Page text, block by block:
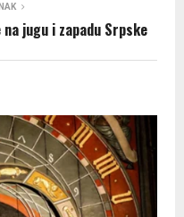
jugu i zapadu Srpske